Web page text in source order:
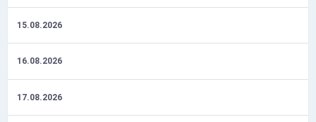
15.08.2026
16.08.2026
17.08.2026